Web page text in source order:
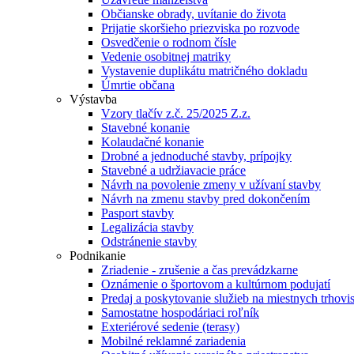
Občianske obrady, uvítanie do života
Prijatie skoršieho priezviska po rozvode
Osvedčenie o rodnom čísle
Vedenie osobitnej matriky
Vystavenie duplikátu matričného dokladu
Úmrtie občana
Výstavba
Vzory tlačív z.č. 25/2025 Z.z.
Stavebné konanie
Kolaudačné konanie
Drobné a jednoduché stavby, prípojky
Stavebné a udržiavacie práce
Návrh na povolenie zmeny v užívaní stavby
Návrh na zmenu stavby pred dokončením
Pasport stavby
Legalizácia stavby
Odstránenie stavby
Podnikanie
Zriadenie - zrušenie a čas prevádzkarne
Oznámenie o športovom a kultúrnom podujatí
Predaj a poskytovanie služieb na miestnych
Samostatne hospodáriaci roľník
Exteriérové sedenie (terasy)
Mobilné reklamné zariadenia